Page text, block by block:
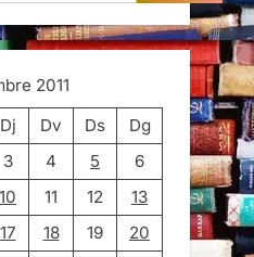
2011
Dj Dv Ds
Dg
3 4 5
6
10 11 12
13
17 18 19
20